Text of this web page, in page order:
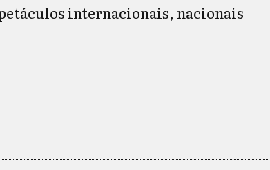
internacionais, nacionais